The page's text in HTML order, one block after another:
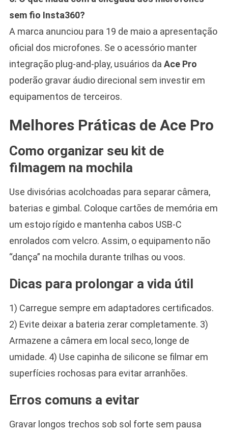
sem fio Insta360?
A marca anunciou para 19 de maio a apresentação
oficial dos microfones. Se o acessório manter
integração plug-and-play, usuários da Ace Pro
poderão gravar áudio direcional sem investir em
equipamentos de terceiros.
Melhores Práticas de Ace Pro
Como organizar seu kit de
filmagem na mochila
Use divisórias acolchoadas para separar câmera,
baterias e gimbal. Coloque cartões de memória em
um estojo rígido e mantenha cabos USB-C
enrolados com velcro. Assim, o equipamento não
“dança” na mochila durante trilhas ou voos.
Dicas para prolongar a vida útil
1) Carregue sempre em adaptadores certificados.
2) Evite deixar a bateria zerar completamente. 3)
Armazene a câmera em local seco, longe de
umidade. 4) Use capinha de silicone se filmar em
superfícies rochosas para evitar arranhões.
Erros comuns a evitar
Gravar longos trechos sob sol forte sem pausa